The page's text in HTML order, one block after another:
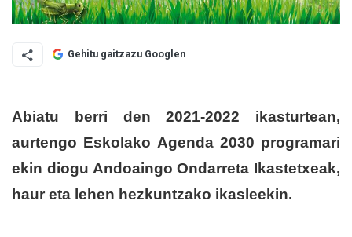
Gehitu gaitzazu Googlen
Abiatu berri den 2021-2022 ikasturtean,
aurtengo Eskolako Agenda 2030 programari
ekin diogu Andoaingo Ondarreta Ikastetxeak,
haur eta lehen hezkuntzako ikasleekin.